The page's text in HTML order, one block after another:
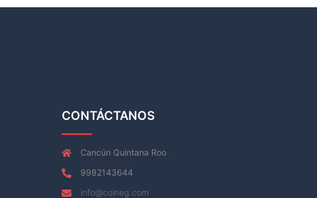
CONTÁCTANOS
Cancún Quintana Roo
9982143644
info@coineg.com